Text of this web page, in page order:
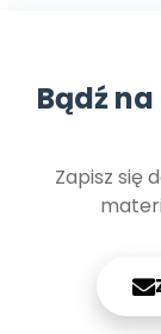
Bądź
Zapisz się